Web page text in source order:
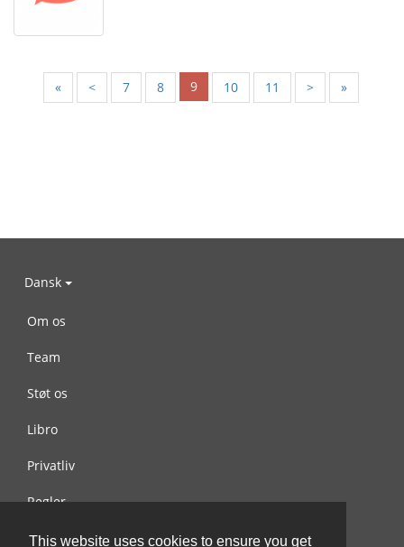
This website uses cookies to ensure you get
« < 7 8 9 10 11 > »
Dansk
Om os
Team
Støt os
Libro
Privatliv
Regler
Kontakt os